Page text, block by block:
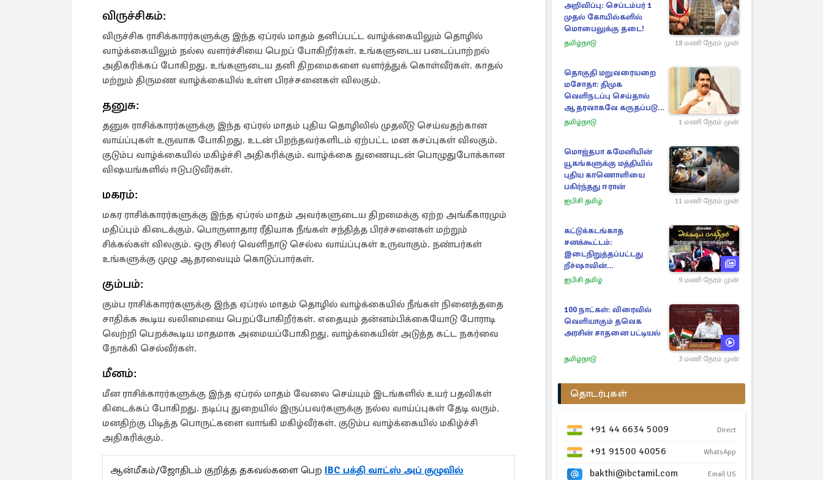
விருச்சிகம்:
விருச்சிக ராசிக்காரர்களுக்கு இந்த ஏப்ரல் மாதம் தனிப்பட்ட வாழ்க்கையிலும் தொழில்
வாழ்க்கையிலும் நல்ல வளர்ச்சியை பெறப் போகிறீர்கள். உங்களுடைய படைப்பாற்றல்
அதிகரிக்கப் போகிறது. உங்களுடைய தனி திறமைகளை வளர்த்துக் கொள்வீர்கள். காதல்
மற்றும் திருமண வாழ்க்கையில் உள்ள பிரச்சனைகள் விலகும்.
தனுசு:
தனுசு ராசிக்காரர்களுக்கு இந்த ஏப்ரல் மாதம் புதிய தொழிலில் முதலீடு செய்வதற்கான
வாய்ப்புகள் உருவாக போகிறது. உடன் பிறந்தவர்களிடம் ஏற்பட்ட மன கசப்புகள் விலகும்.
குடும்ப வாழ்க்கையில் மகிழ்ச்சி அதிகரிக்கும். வாழ்க்கை துணையுடன் பொழுதுபோக்கான
விஷயங்களில் ஈடுபடுவீர்கள்.
மகரம்:
மகர ராசிக்காரர்களுக்கு இந்த ஏப்ரல் மாதம் அவர்களுடைய திறமைக்கு ஏற்ற அங்கீகாரமும்
மதிப்பும் கிடைக்கும். பொருளாதார ரீதியாக நீங்கள் சந்தித்த பிரச்சனைகள் மற்றும்
சிக்கல்கள் விலகும். ஒரு சிலர் வெளிநாடு செல்ல வாய்ப்புகள் உருவாகும். நண்பர்கள்
உங்களுக்கு முழு ஆதரவையும் கொடுப்பார்கள்.
கும்பம்:
கும்ப ராசிக்காரர்களுக்கு இந்த ஏப்ரல் மாதம் தொழில் வாழ்க்கையில் நீங்கள் நினைத்ததை
சாதிக்க கூடிய வலிமையை பெறப்போகிறீர்கள். எதையும் தன்னம்பிக்கையோடு போராடி
வெற்றி பெறக்கூடிய மாதமாக அமையப்போகிறது. வாழ்க்கையின் அடுத்த கட்ட நகர்வை
நோக்கி செல்வீர்கள்.
மீனம்:
மீன ராசிக்காரர்களுக்கு இந்த ஏப்ரல் மாதம் வேலை செய்யும் இடங்களில் உயர் பதவிகள்
கிடைக்கப் போகிறது. நடிப்பு துறையில் இருப்பவர்களுக்கு நல்ல வாய்ப்புகள் தேடி வரும்.
மனதிற்கு பிடித்த பொருட்களை வாங்கி மகிழ்வீர்கள். குடும்ப வாழ்க்கையில் மகிழ்ச்சி
அதிகரிக்கும்.
ஆன்மீகம்/ஜோதிடம் குறித்த தகவல்களை பெற IBC பக்தி வாட்ஸ் அப் குழுவில்
அறிவிப்பு: செப்டம்பர் 1
முதல் கோயில்களில்
மொபைலுக்கு தடை!
தமிழ்நாடு 18 மணி நேரம் முன்
தொகுதி மறுவரையறை
மசோதா: திமுக
வெளிநடப்பு செய்தால்
ஆதரவாகவே கருதப்படும்
– அமைச்சர் நிர்மல்குமார்
தமிழ்நாடு 1 மணி நேரம் முன்
மொஜ்தபா கமேனியின்
யூகங்களுக்கு மத்தியில்
புதிய காணொளியை
பகிர்ந்தது ஈரான்
ஐபிசி தமிழ் 11 மணி நேரம் முன்
கட்டுக்கடங்காத
சனக்கூட்டம்:
இடைநிறுத்தப்பட்டது
றீச்ஷாவின்
உணவுத்திருவிழா!
ஐபிசி தமிழ் 9 மணி நேரம் முன்
100 நாட்கள்: விரைவில்
வெளியாகும் தவெக
அரசின் சாதனை பட்டியல்
தமிழ்நாடு 3 மணி நேரம் முன்
தொடர்புகள்
+91 44 6634 5009 Direct
+91 91500 40056 WhatsApp
bakthi@ibctamil.com Email US